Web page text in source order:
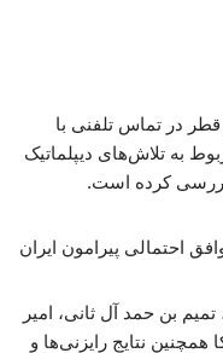
قطر در تماس تلفنی با
به تلاش‌های دیپلماتیک
کرده است.
تمیم بن حمد آل ثانی، امیر
نتایج رایزنی‌ها و